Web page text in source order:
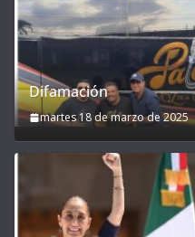
Difamación
martes 18 de marzo de 2025